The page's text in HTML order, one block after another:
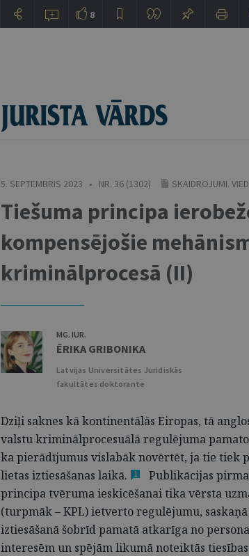
5. SEPTEMBRIS 2023 • NR. 36 (1302) SKAIDROJUMI.
Tiešuma principa
kompensējošie
kriminālprocesā (II)
MG. IUR.
ĒRIKA GRIBONIKA
Latvijas Universitātes Juridiskās
fakultātes doktorante
Dziļi saknes kā kontinentālās Eiropas, tā
valstu kriminālprocesuālā regulējuma
ka pierādījumus vislabāk novērtēt, ja tie tiek
lietas iztiesāšanas laikā. 1 Publikācijas
principa tvēruma ieskicēšanai tika vērsta
(turpmāk – KPL) ietverto regulējumu,
iztiesāšanā šobrīd pamatā atkarīga no
interesēm un spējām likumā noteiktās
8